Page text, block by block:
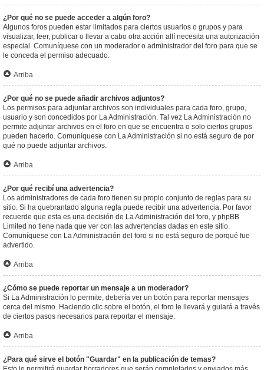
¿Por qué no se puede acceder a algún foro?
Algunos foros pueden estar limitados para ciertos usuarios o grupos y para
visualizar, leer, publicar o llevar a cabo otra acción allí necesita una autorización
especial. Comuníquese con un moderador o administrador del foro para que se
le conceda el permiso adecuado.
Arriba
¿Por qué no se puede añadir archivos adjuntos?
Los permisos para adjuntar archivos son individuales para cada foro, grupo,
usuario y son concedidos por La Administración. Tal vez La Administración no
permite adjuntar archivos en el foro en que se encuentra o solo ciertos grupos
pueden hacerlo. Comuníquese con La Administración si no está seguro de por
qué no puede adjuntar archivos.
Arriba
¿Por qué recibí una advertencia?
Los administradores de cada foro tienen su propio conjunto de reglas para su
sitio. Si ha quebrantado alguna regla puede recibir una advertencia. Por favor
recuerde que esta es una decisión de La Administración del foro, y phpBB
Limited no tiene nada que ver con las advertencias dadas en este sitio.
Comuníquese con La Administración del foro si no está seguro de porqué fue
advertido.
Arriba
¿Cómo se puede reportar un mensaje a un moderador?
Si La Administración lo permite, debería ver un botón para reportar mensajes
cerca del mismo. Haciendo clic sobre el botón, el foro le llevará y guiará a través
de ciertos pasos necesarios para reportar el mensaje.
Arriba
¿Para qué sirve el botón "Guardar" en la publicación de temas?